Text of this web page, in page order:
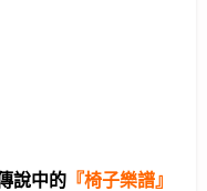
說中的『椅子樂譜』